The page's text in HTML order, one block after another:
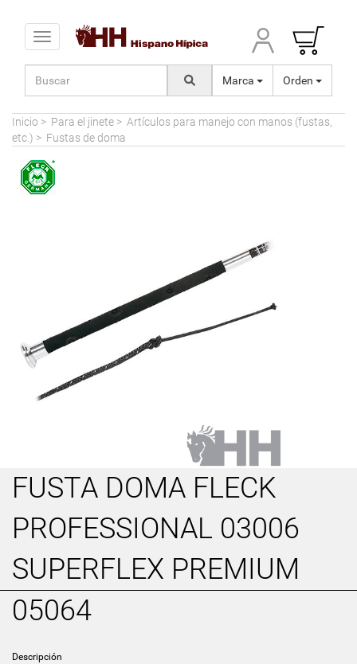
Toggle navigation
Marca Orden
Inicio > Para el jinete > Artículos para manejo con manos (fustas,
etc.) > Fustas de doma
FUSTA DOMA FLECK
PROFESSIONAL 03006
SUPERFLEX PREMIUM
05064
Descripción